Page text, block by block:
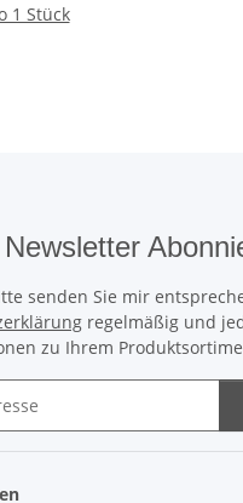
1 Stück
Newsletter
senden Sie mir
regelmäßig und
zu Ihrem